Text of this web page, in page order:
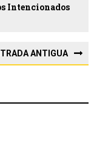
Intencionados
ANTIGUA